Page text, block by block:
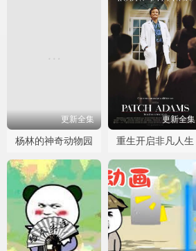
更新全集
杨林的神奇动物园
更新全集
重生开启非凡人生